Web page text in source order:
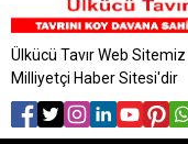
Ülkücü Tavır Web
Milliyetçi Haber Sitesi'dir